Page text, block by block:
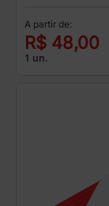
A partir de:
R$ 48,00
1 un.